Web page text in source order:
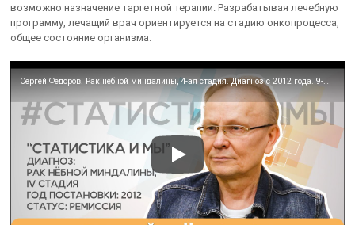
возможно назначение таргетной терапии. Разрабатывая лечебную
программу, лечащий врач ориентируется на стадию онкопроцесса,
общее состояние организма.
Сергей Фёдоров. Рак нёбной миндалины, 4-ая стадия. Диагноз с 2012 года. 9-ый год жизнь продолжается!